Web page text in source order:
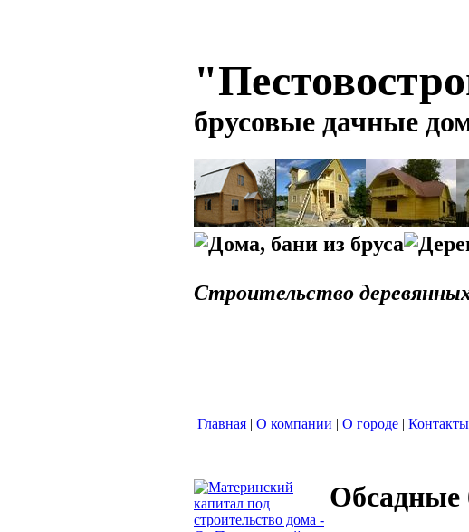
брусовые дачные
Строительство
Главная | О компании | О городе | Контакты
Обсадные